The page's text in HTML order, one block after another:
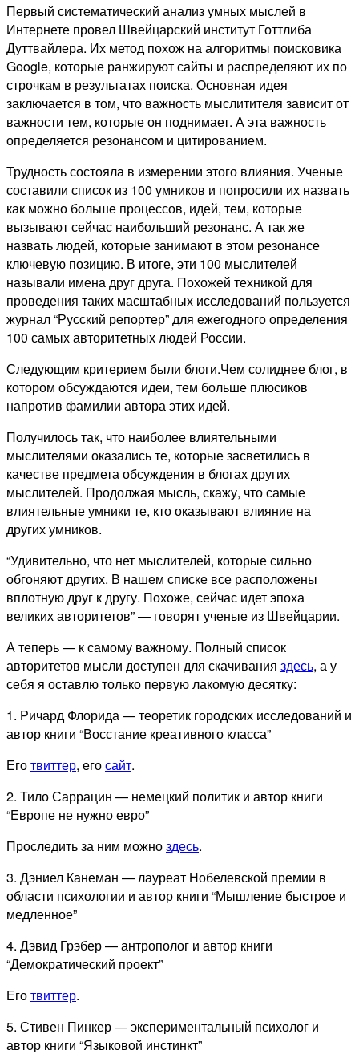
Первый систематический анализ умных мыслей в
Интернете провел Швейцарский институт Готтлиба
Дуттвайлера. Их метод похож на алгоритмы поисковика
Google, которые ранжируют сайты и распределяют их по
строчкам в результатах поиска. Основная идея
заключается в том, что важность мыслитителя зависит от
важности тем, которые он поднимает. А эта важность
определяется резонансом и цитированием.
Трудность состояла в измерении этого влияния. Ученые
составили список из 100 умников и попросили их назвать
как можно больше процессов, идей, тем, которые
вызывают сейчас наибольший резонанс. А так же
назвать людей, которые занимают в этом резонансе
ключевую позицию. В итоге, эти 100 мыслителей
называли имена друг друга. Похожей техникой для
проведения таких масштабных исследований пользуется
журнал “Русский репортер” для ежегодного определения
100 самых авторитетных людей России.
Следующим критерием были блоги.Чем солиднее блог, в
котором обсуждаются идеи, тем больше плюсиков
напротив фамилии автора этих идей.
Получилось так, что наиболее влиятельными
мыслителями оказались те, которые засветились в
качестве предмета обсуждения в блогах других
мыслителей. Продолжая мысль, скажу, что самые
влиятельные умники те, кто оказывают влияние на
других умников.
“Удивительно, что нет мыслителей, которые сильно
обгоняют других. В нашем списке все расположены
вплотную друг к другу. Похоже, сейчас идет эпоха
великих авторитетов” — говорят ученые из Швейцарии.
А теперь — к самому важному. Полный список
авторитетов мысли доступен для скачивания здесь, а у
себя я оставлю только первую лакомую десятку:
1. Ричард Флорида — теоретик городских исследований и
автор книги “Восстание креативного класса”
Еготвиттер, егосайт.
2. Тило Саррацин — немецкий политик и автор книги
“Европе не нужно евро”
Проследить за ним можноздесь.
3. Дэниел Канеман — лауреат Нобелевской премии в
области психологии и автор книги “Мышление быстрое и
медленное”
4. Дэвид Грэбер — антрополог и автор книги
“Демократический проект”
Еготвиттер.
5. Стивен Пинкер — экспериментальный психолог и
автор книги “Языковой инстинкт”